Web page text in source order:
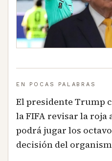
EN POCAS PALABRAS
El presidente Trump
la FIFA revisar la roja
podrá jugar los
decisión del